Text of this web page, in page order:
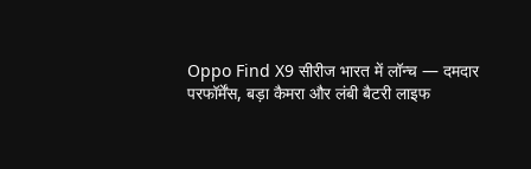
Oppo Find X9 सीरीज भारत में लॉन्च — दमदार
परफॉर्मेंस, बड़ा कैमरा और लंबी बैटरी लाइफ